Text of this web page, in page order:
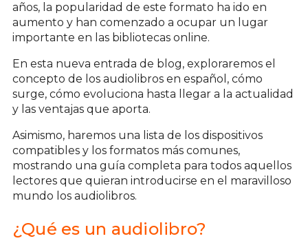
años, la popularidad de este formato ha ido en
aumento y han comenzado a ocupar un lugar
importante en las bibliotecas online.
En esta nueva entrada de blog, exploraremos el
concepto de los audiolibros en español, cómo
surge, cómo evoluciona hasta llegar a la actualidad
y las ventajas que aporta.
Asimismo, haremos una lista de los dispositivos
compatibles y los formatos más comunes,
mostrando una guía completa para todos aquellos
lectores que quieran introducirse en el maravilloso
mundo los audiolibros.
¿Qué es un audiolibro?